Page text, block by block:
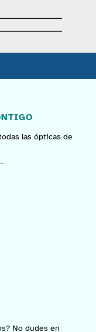
las ópticas de
No dudes en